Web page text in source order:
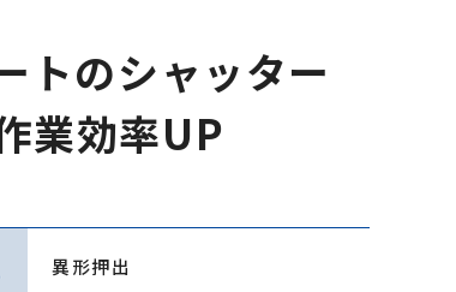
トのシャッター
業効率UP
異形押出